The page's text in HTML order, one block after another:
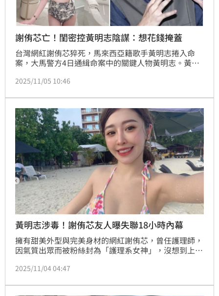
謝侑芯亡！閨密控黃明志陰謀：想花錢掩蓋
台灣網紅謝侑芯猝死，馬來西亞籍歌手黃明志捲入命
案，大馬警方4日通緝命案中的關鍵人物黃明志。黃明
「最強奶媽」謝薇安飛往當地，想在第一現場了解狀
垃圾事情，花錢掩蓋。」
2025/11/05 10:46
黃明志涉毒！謝侑芯友人曝失聯18小時內幕
擁有甜美外型與完美身材的網紅謝侑芯，曾任護理師，
因氣質出眾而被粉絲封為「護理系女神」，沒想到上月
此案，《星洲網》則報導謝侑芯遺體在浴缸，但地上跟
芯事發前曾失聯18小時
2025/11/04 04:47